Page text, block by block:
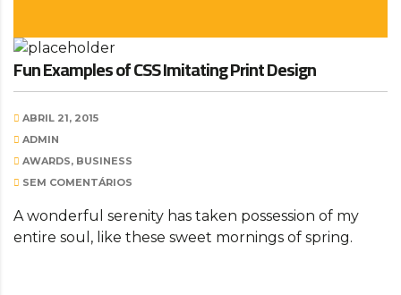
Fun Examples of CSS Imitating Print Design
ABRIL 21, 2015
ADMIN
AWARDS, BUSINESS
SEM COMENTÁRIOS
A wonderful serenity has taken possession of my
entire soul, like these sweet mornings of spring.